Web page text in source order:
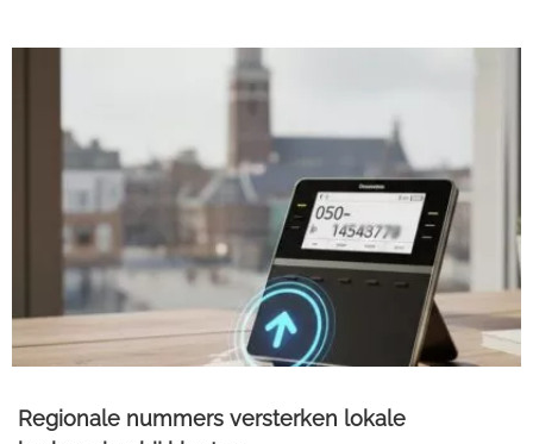
Regionale nummers versterken lokale